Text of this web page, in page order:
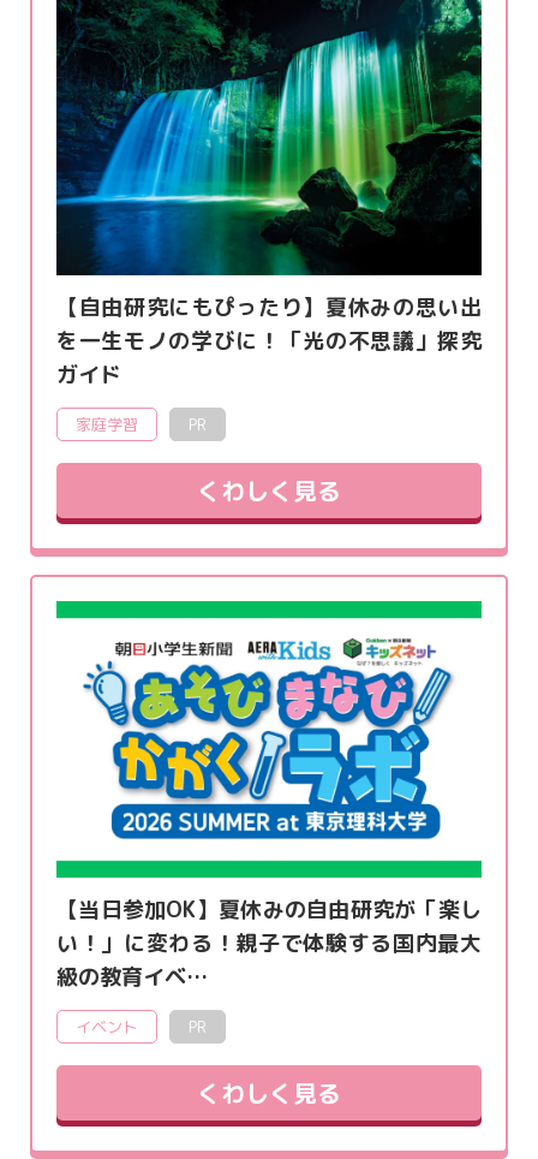
【自由研究にもぴったり】夏休みの思い出
を一生モノの学びに！「光の不思議」探究
ガイド
家庭学習 PR
くわしく見る
【当日参加OK】夏休みの自由研究が「楽し
い！」に変わる！親子で体験する国内最大
級の教育イベ…
イベント PR
くわしく見る